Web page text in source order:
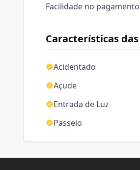
Características
Acidentado
Açude
Entrada de Luz
Passeio
Facilidade no